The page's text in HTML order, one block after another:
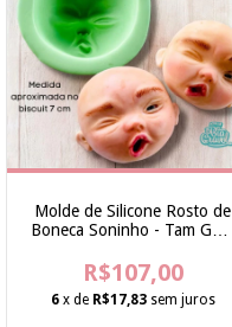
Molde de Silicone Rosto de
Boneca Soninho - Tam GG -
R$107,00
6 x de R$17,83 sem juros